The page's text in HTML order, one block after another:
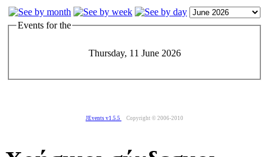
Events for the
Thursday, 11 June 2026
JEvents v1.5.5 Copyright © 2006-2010